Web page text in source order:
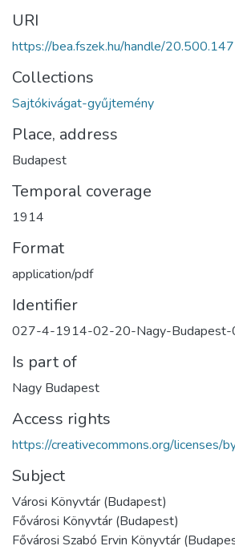
URI
https://bea.fszek.hu/handle/
Collections
Sajtókivágat-gyűjtemény
Place, address
Budapest
Temporal coverage
1914
Format
application/pdf
Identifier
027-4-1914-02-20-Nagy-
Is part of
Nagy Budapest
Access rights
https://creativecommons.org/licenses/
Subject
Városi Könyvtár (Budapest)
Fővárosi Könyvtár (Budapest)
Fővárosi Szabó Ervin Könyvtár